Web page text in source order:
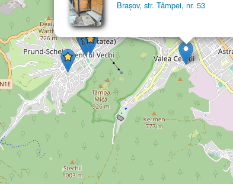
Brașov, str. Tâmpei, nr. 53